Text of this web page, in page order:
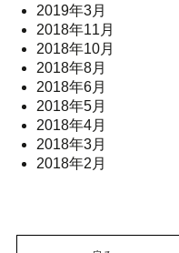
2019年3月
2018年11月
2018年10月
2018年8月
2018年6月
2018年5月
2018年4月
2018年3月
2018年2月